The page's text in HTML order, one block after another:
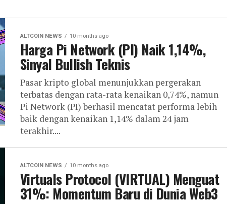
ALTCOIN NEWS 10 months ago
Harga Pi Network (PI) Naik 1,14%,
Sinyal Bullish Teknis
Pasar kripto global menunjukkan pergerakan
terbatas dengan rata-rata kenaikan 0,74%, namun
Pi Network (PI) berhasil mencatat performa lebih
baik dengan kenaikan 1,14% dalam 24 jam
terakhir....
ALTCOIN NEWS 10 months ago
Virtuals Protocol (VIRTUAL) Menguat
31%: Momentum Baru di Dunia Web3